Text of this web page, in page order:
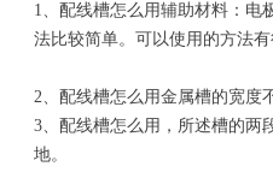
1、配线槽怎么用辅助材料：电
法比较简单。可以使用的方法
2、配线槽怎么用金属槽的宽度
3、配线槽怎么用，所述槽的两
地。